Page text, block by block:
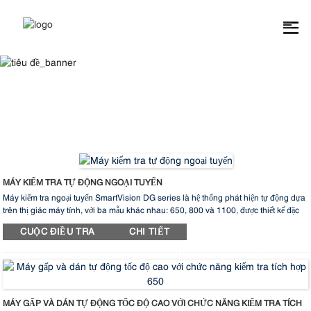
MÁY KIỂM TRA TỰ ĐỘNG NGOẠI TUYẾN
Máy kiểm tra ngoại tuyến SmartVision DG series là hệ thống phát hiện tự động dựa
trên thị giác máy tính, với ba mẫu khác nhau: 650, 800 và 1100, được thiết kế đặc
biệt để phát hiện các loại hộp giấy có kích thước khác nhau. Máy sử dụng camera
nhập khẩu và hệ thống xử lý hình ảnh máy tính công nghệ cao, cho phép các chức
thu gom, và phân tích chất lượng sản phẩm. Hiệu quả, độ chính xác và tính toàn
diện của máy khiến nó trở thành lựa chọn tốt nhất trên thị trường, có khả năng phát
hiện nhanh chóng và chính xác trong cả sản xuất quy mô nhỏ và lớn, nâng cao
hiệu quả sản xuất và đảm bảo chất lượng sản phẩm. Đây là thiết bị không thể thiếu
CUỘC ĐIỀU TRA CHI TIẾT
MÁY GẤP VÀ DÁN TỰ ĐỘNG TỐC ĐỘ CAO VỚI CHỨC NĂNG KIỂM TRA TÍCH